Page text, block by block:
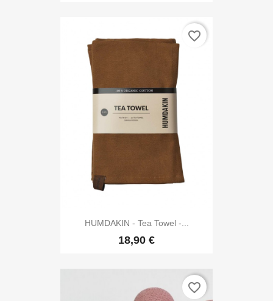
HUMDAKIN - Tea Towel -...
18,90 €
favorite_border
favorite_border